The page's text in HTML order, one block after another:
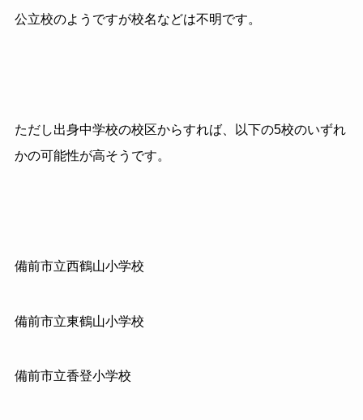
公立校のようですが校名などは不明です。
ただし出身中学校の校区からすれば、以下の5校のいずれ
かの可能性が高そうです。
備前市立西鶴山小学校
備前市立東鶴山小学校
備前市立香登小学校